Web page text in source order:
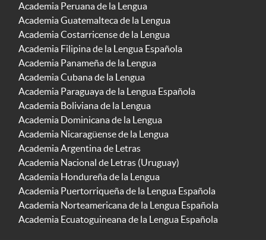
Academia Peruana de la Lengua
Academia Guatemalteca de la Lengua
Academia Costarricense de la Lengua
Academia Filipina de la Lengua Española
Academia Panameña de la Lengua
Academia Cubana de la Lengua
Academia Paraguaya de la Lengua Española
Academia Boliviana de la Lengua
Academia Dominicana de la Lengua
Academia Nicaragüense de la Lengua
Academia Argentina de Letras
Academia Nacional de Letras (Uruguay)
Academia Hondureña de la Lengua
Academia Puertorriqueña de la Lengua Española
Academia Norteamericana de la Lengua Española
Academia Ecuatoguineana de la Lengua Española